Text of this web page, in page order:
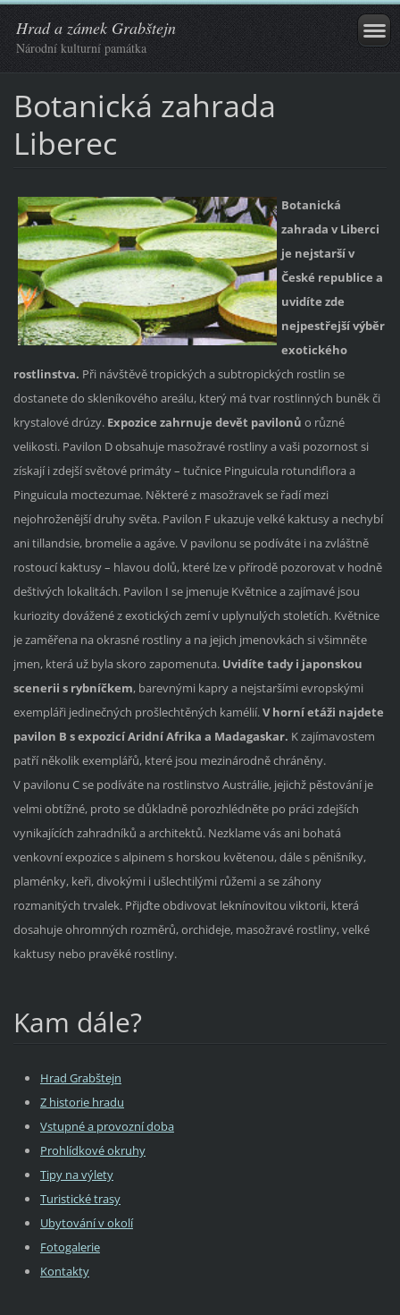
Hrad a zámek Grabštejn
Národní kulturní památka
Botanická zahrada
Liberec
Botanická
zahrada v Liberci
je nejstarší v
České republice a
uvidíte zde
nejpestřejší výběr
exotického
rostlinstva. Při návštěvě tropických a subtropických rostlin se
dostanete do skleníkového areálu, který má tvar rostlinných buněk či
krystalové drúzy.Expozice zahrnuje devět pavilonů o různé
velikosti. Pavilon D obsahuje masožravé rostliny a vaši pozornost si
získají i zdejší světové primáty – tučnice Pinguicula rotundiflora a
Pinguicula moctezumae. Některé z masožravek se řadí mezi
nejohroženější druhy světa. Pavilon F ukazuje velké kaktusy a nechybí
ani tillandsie, bromelie a agáve. V pavilonu se podíváte i na zvláštně
rostoucí kaktusy – hlavou dolů, které lze v přírodě pozorovat v hodně
deštivých lokalitách. Pavilon I se jmenuje Květnice a zajímavé jsou
kuriozity dovážené z exotických zemí v uplynulých stoletích. Květnice
je zaměřena na okrasné rostliny a na jejich jmenovkách si všimněte
jmen, která už byla skoro zapomenuta.Uvidíte tady i japonskou
scenerii s rybníčkem, barevnými kapry a nejstaršími evropskými
exempláři jedinečných prošlechtěných kamélií.V horní etáži najdete
pavilon B s expozicí Aridní Afrika a Madagaskar. K zajímavostem
patří několik exemplářů, které jsou mezinárodně chráněny.
V pavilonu C se podíváte na rostlinstvo Austrálie, jejichž pěstování je
velmi obtížné, proto se důkladně porozhlédněte po práci zdejších
vynikajících zahradníků a architektů. Nezklame vás ani bohatá
venkovní expozice s alpinem s horskou květenou, dále s pěnišníky,
plaménky, keři, divokými i ušlechtilými růžemi a se záhony
rozmanitých trvalek. Přijďte obdivovat leknínovitou viktorii, která
dosahuje ohromných rozměrů, orchideje, masožravé rostliny, velké
kaktusy nebo pravěké rostliny.
Kam dále?
Hrad Grabštejn
Z historie hradu
Vstupné a provozní doba
Prohlídkové okruhy
Tipy na výlety
Turistické trasy
Ubytování v okolí
Fotogalerie
Kontakty